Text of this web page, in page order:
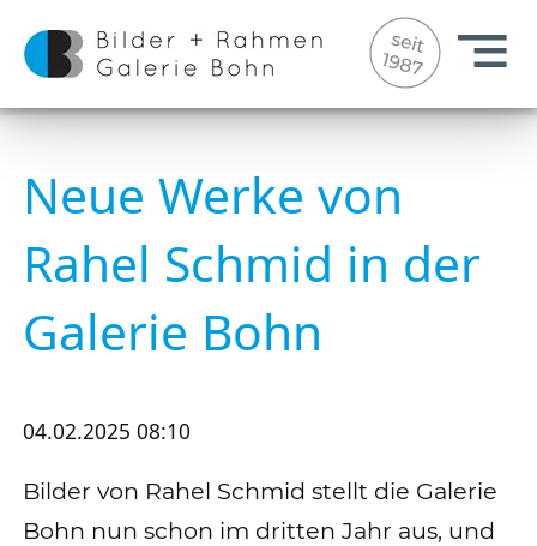
Neue Werke von
Rahel Schmid in der
Galerie Bohn
04.02.2025 08:10
Bilder von Rahel Schmid stellt die Galerie
Bohn nun schon im dritten Jahr aus, und